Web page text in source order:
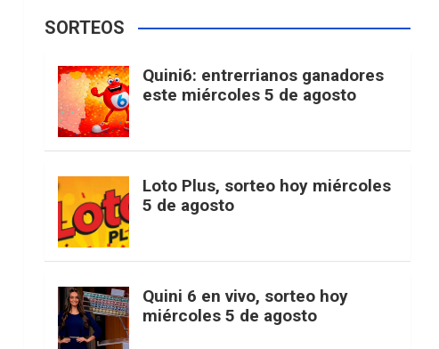
b
o
k
a
i
t
t
e
r
u
b
e
d
SORTEOS
Quini6: entrerrianos ganadores
este miércoles 5 de agosto
Loto Plus, sorteo hoy miércoles
5 de agosto
Quini 6 en vivo, sorteo hoy
miércoles 5 de agosto